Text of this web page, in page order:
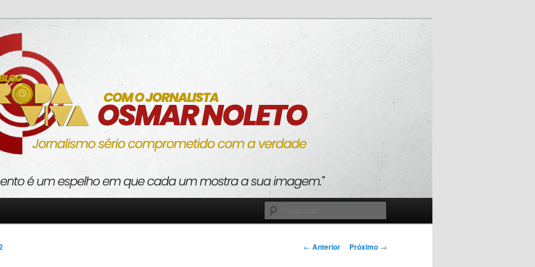
a verdade
Navegação
← Anterior Próximo →